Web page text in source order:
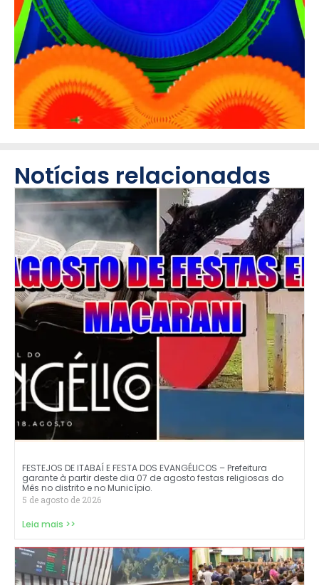
Notícias relacionadas
FESTEJOS DE ITABAÍ E FESTA DOS EVANGÉLICOS – Prefeitura
garante à partir deste dia 07 de agosto festas religiosas do
Mês no distrito e no Município.
5 de agosto de 2026
Leia mais >>